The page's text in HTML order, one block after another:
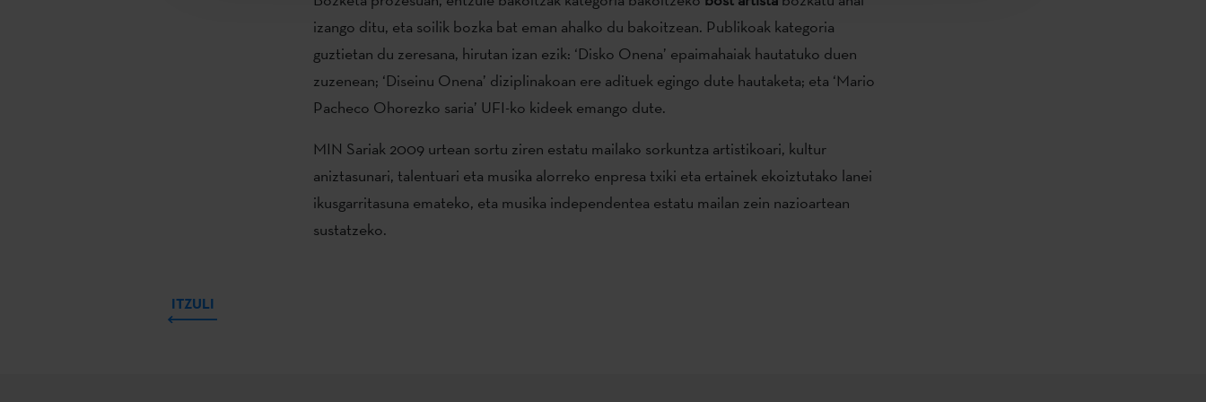
izango ditu, eta soilik bozka bat eman ahalko du bakoitzean. Publikoak kategoria
guztietan du zeresana, hirutan izan ezik: ‘Disko Onena’ epaimahaiak hautatuko duen
zuzenean; ‘Diseinu Onena’ diziplinakoan ere adituek egingo dute hautaketa; eta ‘Mario
Pacheco Ohorezko saria’ UFI-ko kideek emango dute.
MIN Sariak 2009 urtean sortu ziren estatu mailako sorkuntza artistikoari, kultur
aniztasunari, talentuari eta musika alorreko enpresa txiki eta ertainek ekoiztutako lanei
ikusgarritasuna emateko, eta musika independentea estatu mailan zein nazioartean
sustatzeko.
ITZULI